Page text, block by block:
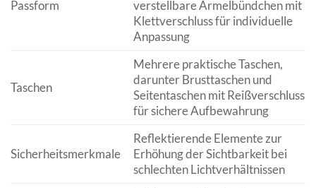
Passform
verstellbare Ärmelbündchen mit
Klettverschluss für individuelle
Anpassung
Taschen
Mehrere praktische Taschen,
darunter Brusttaschen und
Seitentaschen mit Reißverschluss
für sichere Aufbewahrung
Sicherheitsmerkmale
Reflektierende Elemente zur
Erhöhung der Sichtbarkeit bei
schlechten Lichtverhältnissen